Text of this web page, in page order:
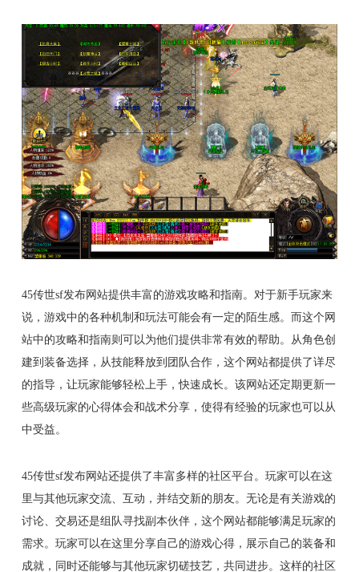
45传世sf发布网站提供丰富的游戏攻略和指南。对于新手玩家来
说，游戏中的各种机制和玩法可能会有一定的陌生感。而这个网
站中的攻略和指南则可以为他们提供非常有效的帮助。从角色创
建到装备选择，从技能释放到团队合作，这个网站都提供了详尽
的指导，让玩家能够轻松上手，快速成长。该网站还定期更新一
些高级玩家的心得体会和战术分享，使得有经验的玩家也可以从
中受益。
45传世sf发布网站还提供了丰富多样的社区平台。玩家可以在这
里与其他玩家交流、互动，并结交新的朋友。无论是有关游戏的
讨论、交易还是组队寻找副本伙伴，这个网站都能够满足玩家的
需求。玩家可以在这里分享自己的游戏心得，展示自己的装备和
成就，同时还能够与其他玩家切磋技艺，共同进步。这样的社区